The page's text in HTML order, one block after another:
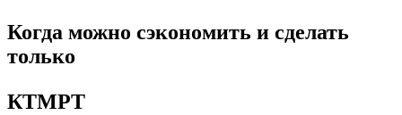
Когда можно сэкономить и сделать
только
КТМРТ